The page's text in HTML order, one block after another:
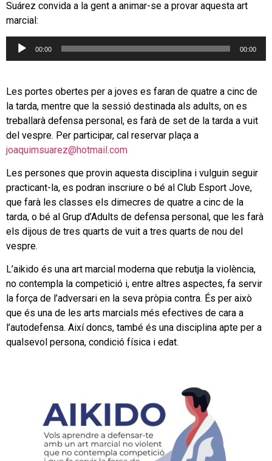
Suárez convida a la gent a animar-se a provar aquesta art
marcial:
Reproductor
00:00 00:00
Les portes obertes per a joves es faran de quatre a cinc de
la tarda, mentre que la sessió destinada als adults, on es
treballarà defensa personal, es farà de set de la tarda a vuit
del vespre. Per participar, cal reservar plaça a
joaquimsuarez@hotmail.com
Les persones que provin aquesta disciplina i vulguin seguir
practicant-la, es podran inscriure o bé al Club Esport Jove,
que farà les classes els dimecres de quatre a cinc de la
tarda, o bé al Grup d’Adults de defensa personal, que les farà
els dijous de tres quarts de vuit a tres quarts de nou del
vespre.
L’aikido és una art marcial moderna que rebutja la violència,
no contempla la competició i, entre altres aspectes, fa servir
la força de l’adversari en la seva pròpia contra. És per això
que és una de les arts marcials més efectives de cara a
l’autodefensa. Així doncs, també és una disciplina apte per a
qualsevol persona, condició física i edat.